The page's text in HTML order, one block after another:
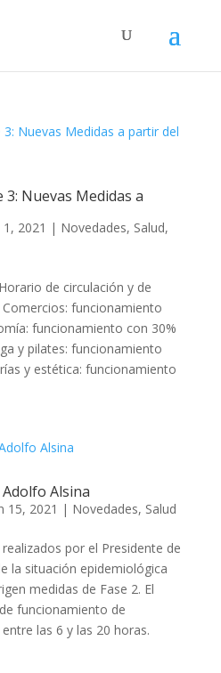
3: Nuevas Medidas a
1, 2021 | Novedades, Salud,
de circulación y de
funcionamiento
funcionamiento con 30%
y pilates: funcionamiento
y estética: funcionamiento
Alsina
15, 2021 | Novedades, Salud
por el Presidente de
la situación epidemiológica
medidas de Fase 2. El
funcionamiento de
las 6 y las 20 horas.